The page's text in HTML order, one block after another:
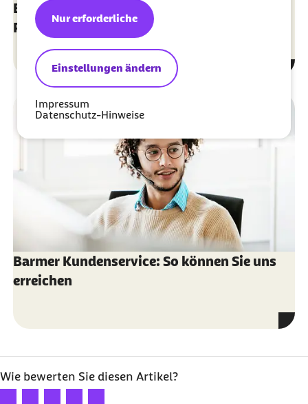
Einstellungen ändern
Nur erforderliche
Impressum
Datenschutz-Hinweise
Barmer eCare: Die App für Ihre elektronische
Patientenakte
Barmer Kundenservice: So können Sie uns
erreichen
Wie bewerten Sie diesen Artikel?
Ihre Bewertung: 1 Stern
Ihre Bewertung: 2 Sterne
Ihre Bewertung: 3 Sterne
Ihre Bewertung: 4 Sterne
Ihre Bewertung: 5 Sterne